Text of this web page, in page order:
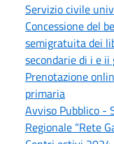
Servizio civile
Concessione del
semigratuita dei
secondarie di i e ii
Prenotazione
primaria
Avviso Pubblico -
Regionale “Rete